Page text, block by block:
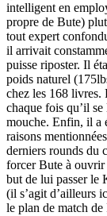
intelligent en
propre de Bute)
tout expert
il arrivait
puisse riposter. Il
poids naturel
chez les 168 livres.
chaque fois qu’il
mouche. Enfin, il a
raisons
derniers rounds du
forcer Bute à ouvrir
but de lui passer le
(il s’agit d’ailleurs
le plan de match de